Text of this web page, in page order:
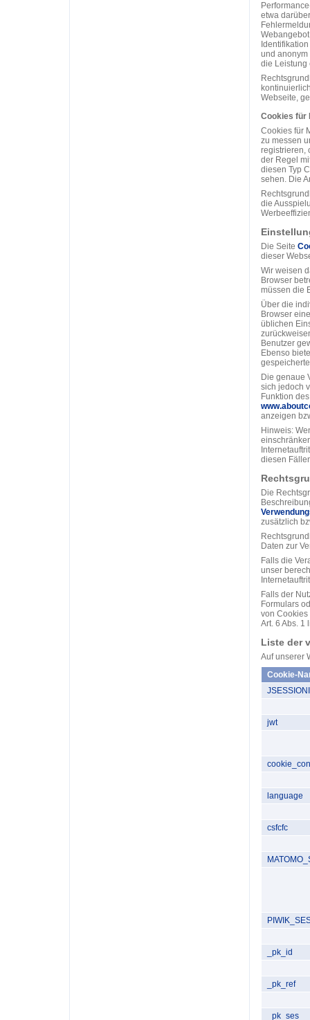
etwa
und
die Leistung
Webseite,
Cookies für
Cookies für
zu messen
registrieren,
der Regel
diesen Typ
sehen. Die
die
Die Seite
dieser
Wir weisen
Browser
müssen die
Über die
Browser
üblichen
Benutzer
Ebenso
Die genaue
sich jedoch
Funktion
anzeigen
Hinweis:
diesen
Die
zusätzlich
Daten zur
Falls die
unser
Falls der
Formulars
von Cookies
Art. 6 Abs. 1
Liste der
Auf unserer
Cookie-
jwt
language
csfcfc
_pk_id
_pk_ref
_pk_ses